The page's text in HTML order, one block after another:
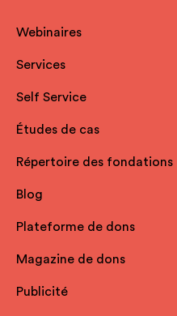
Webinaires
Services
Self Service
Études de cas
Répertoire des fondations
Blog
Plateforme de dons
Magazine de dons
Publicité